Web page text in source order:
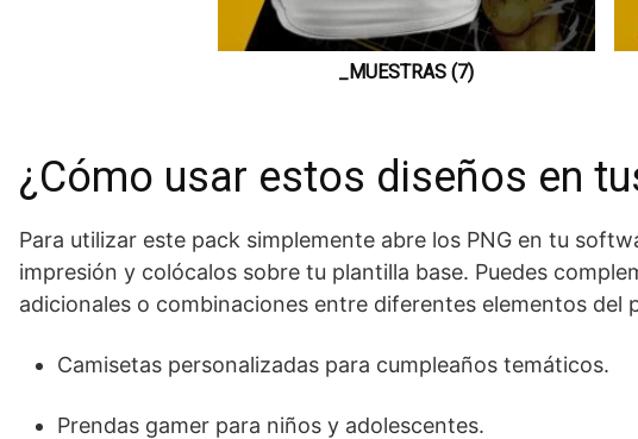
_MUESTRAS (7)
¿Cómo usar estos diseños en
Para utilizar este pack simplemente abre los PNG en tu
impresión y colócalos sobre tu plantilla base. Puedes
adicionales o combinaciones entre diferentes elementos
Camisetas personalizadas para cumpleaños temáticos.
Prendas gamer para niños y adolescentes.